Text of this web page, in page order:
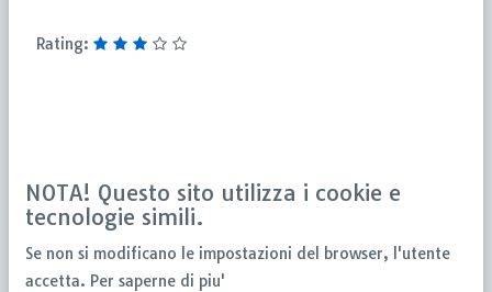
Rating:
NOTA! Questo sito utilizza i cookie e
tecnologie simili.
Se non si modificano le impostazioni del browser, l'utente
accetta. Per saperne di piu'